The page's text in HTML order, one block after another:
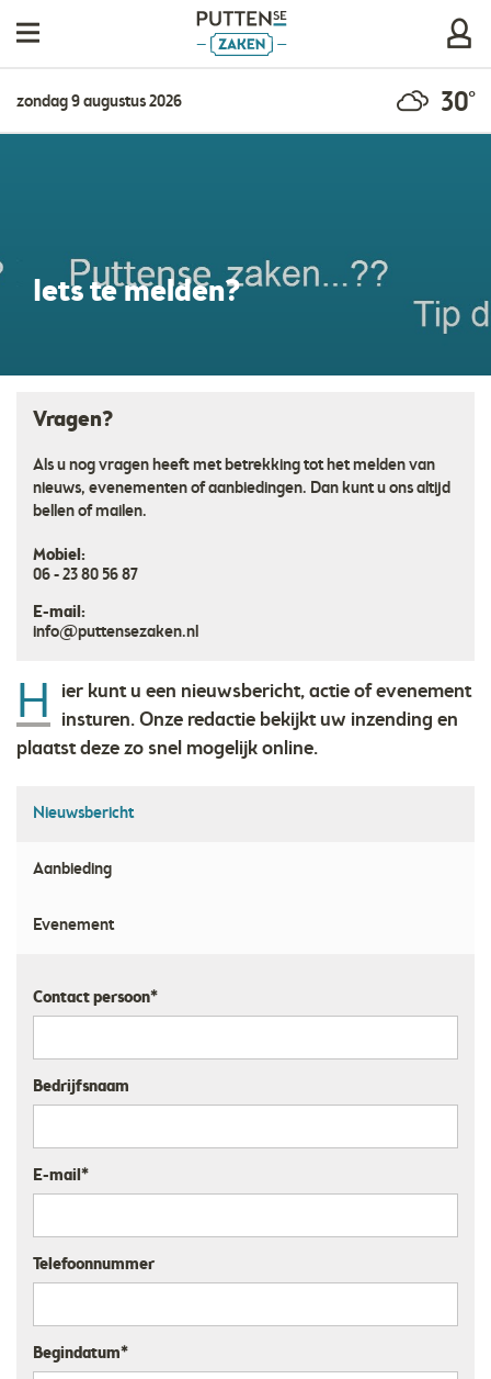
zondag 9 augustus 2026 30°
Iets te melden?
Vragen?
Als u nog vragen heeft met betrekking tot het melden van
nieuws, evenementen of aanbiedingen. Dan kunt u ons altijd
bellen of mailen.
Mobiel:
06 - 23 80 56 87
E-mail:
info@puttensezaken.nl
H ier kunt u een nieuwsbericht, actie of evenement
insturen. Onze redactie bekijkt uw inzending en
plaatst deze zo snel mogelijk online.
Nieuwsbericht
Aanbieding
Evenement
Contact persoon*
Bedrijfsnaam
E-mail*
Telefoonnummer
Begindatum*